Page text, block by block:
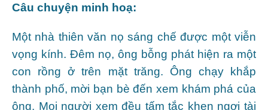
Câu chuyện minh hoạ:
Một nhà thiên văn nọ sáng chế được một viễn
vọng kính. Đêm nọ, ông bỗng phát hiện ra một
con rồng ở trên mặt trăng. Ông chạy khắp
thành phố, mời bạn bè đến xem khám phá của
ông. Mọi người xem đều tấm tắc khen ngợi tài